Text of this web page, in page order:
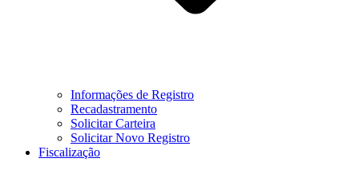
Informações de Registro
Recadastramento
Solicitar Carteira
Solicitar Novo Registro
Fiscalização